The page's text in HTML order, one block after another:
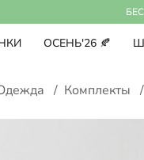
ОСЕНЬ'26 🍂
/ Комплекты /